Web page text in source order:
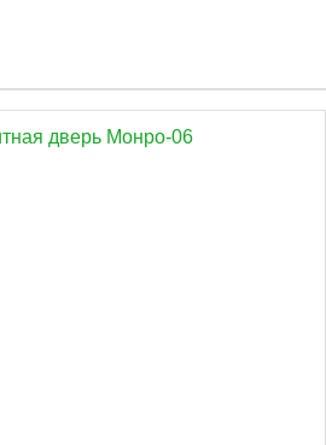
дверь Монро-06